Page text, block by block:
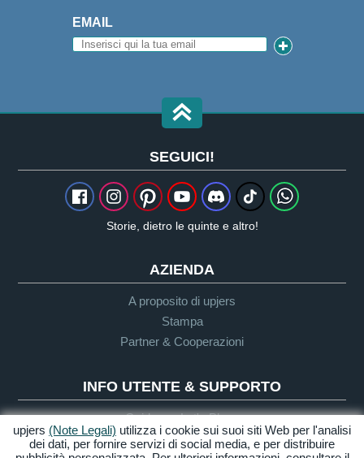
EMAIL
SEGUICI!
Storie, dietro le quinte e altro!
AZIENDA
A proposito di upjers
Stampa
Partner & Cooperazioni
INFO UTENTE & SUPPORTO
Guida per Let's Plays
Supporto
upjers (Note Legali) utilizza i cookie sui suoi siti Web per l'analisi
dei dati, per fornire servizi di social media, e per distribuire